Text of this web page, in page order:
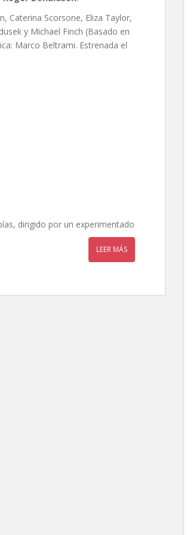
Caterina Scorsone, Eliza Taylor,
y Michael Finch (Basado en
Marco Beltrami. Estrenada el
dirigido por un experimentado
LEER MÁS